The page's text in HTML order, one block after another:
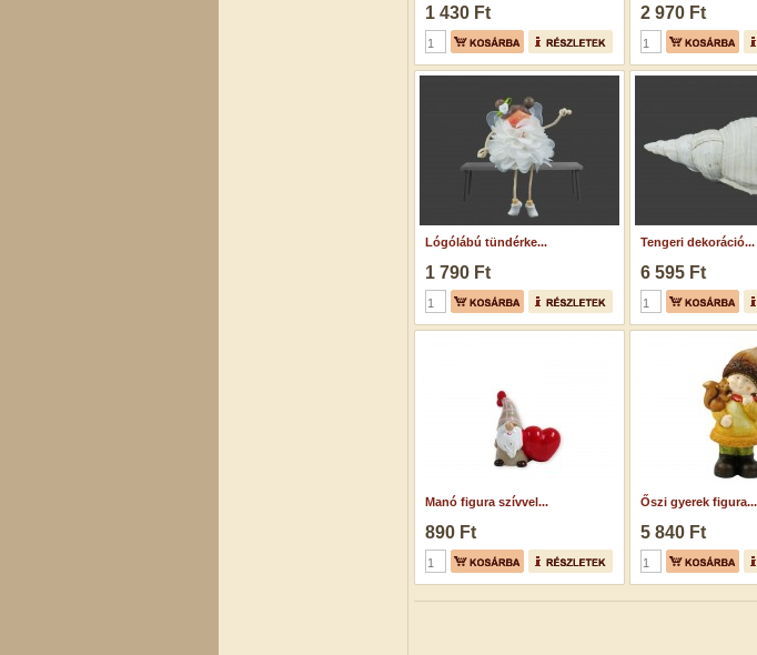
1 430 Ft 2 970 Ft
Lógólábú tündérke...
1 790 Ft
Tengeri dekoráció...
6 595 Ft
Manó figura szívvel...
890 Ft
Őszi gyerek figura...
5 840 Ft